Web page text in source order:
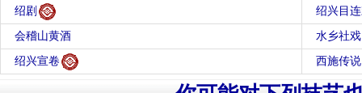
绍剧 绍兴目
会稽山黄酒 水乡社戏
绍兴宣卷 西施传说